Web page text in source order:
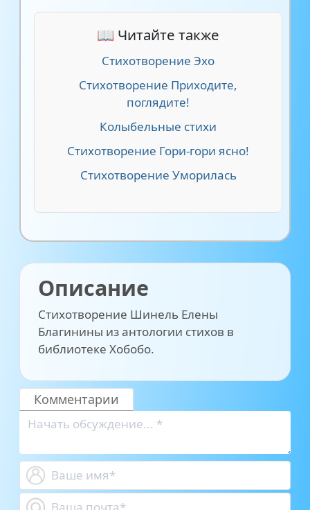
📖 Читайте также
Стихотворение Эхо
Стихотворение Приходите,
поглядите!
Колыбельные стихи
Стихотворение Гори-гори ясно!
Стихотворение Уморилась
Описание
Стихотворение Шинель Елены
Благинины из антологии стихов в
библиотеке Хобобо.
Комментарии